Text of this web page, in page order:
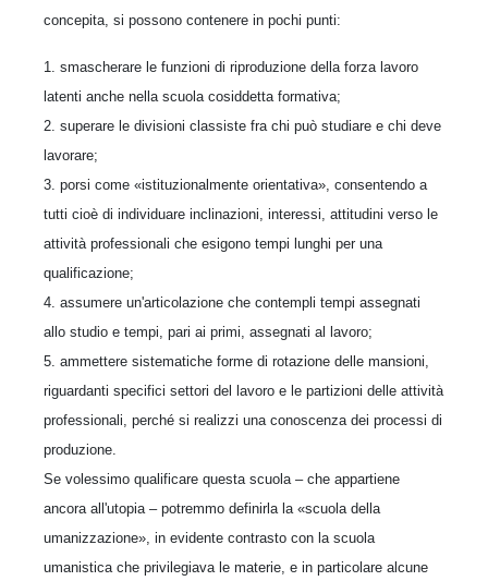
concepita, si possono contenere in pochi punti:
1. smascherare le funzioni di riproduzione della forza lavoro
latenti anche nella scuola cosiddetta formativa;
2. superare le divisioni classiste fra chi può studiare e chi deve
lavorare;
3. porsi come «istituzionalmente orientativa», consentendo a
tutti cioè di individuare inclinazioni, interessi, attitudini verso le
attività professionali che esigono tempi lunghi per una
qualificazione;
4. assumere un'articolazione che contempli tempi assegnati
allo studio e tempi, pari ai primi, assegnati al lavoro;
5. ammettere sistematiche forme di rotazione delle mansioni,
riguardanti specifici settori del lavoro e le partizioni delle attività
professionali, perché si realizzi una conoscenza dei processi di
produzione.
Se volessimo qualificare questa scuola – che appartiene
ancora all'utopia – potremmo definirla la «scuola della
umanizzazione», in evidente contrasto con la scuola
umanistica che privilegiava le materie, e in particolare alcune